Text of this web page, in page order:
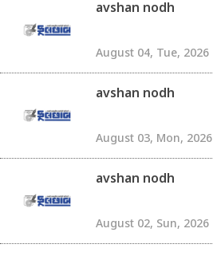
avshan nodh
August 04, Tue, 2026
avshan nodh
August 03, Mon, 2026
avshan nodh
August 02, Sun, 2026